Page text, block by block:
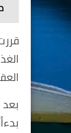
بدءاً من